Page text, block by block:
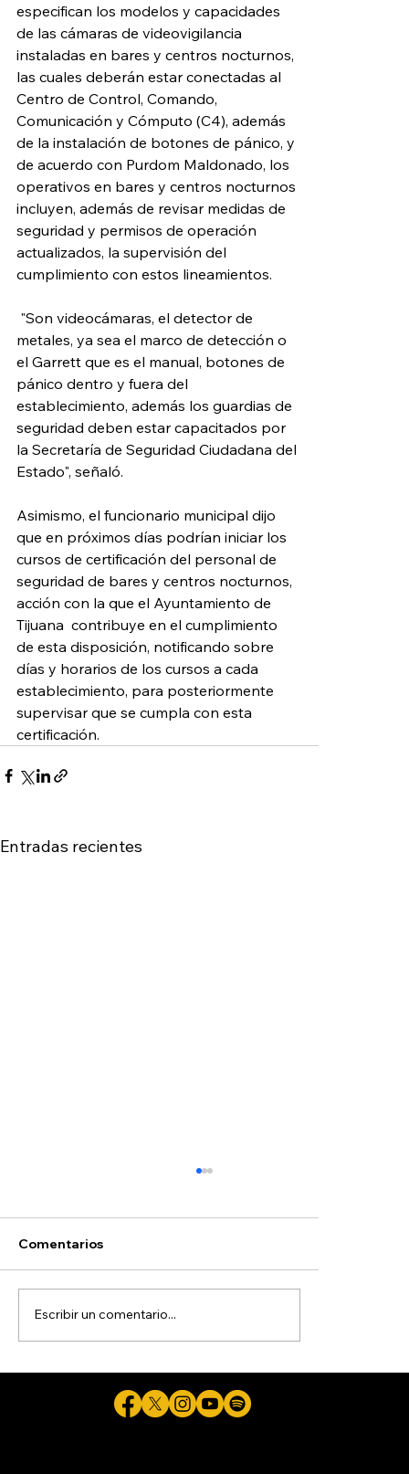
especifican los modelos y capacidades
de las cámaras de videovigilancia
instaladas en bares y centros nocturnos,
las cuales deberán estar conectadas al
Centro de Control, Comando,
Comunicación y Cómputo (C4), además
de la instalación de botones de pánico, y
de acuerdo con Purdom Maldonado, los
operativos en bares y centros nocturnos
incluyen, además de revisar medidas de
seguridad y permisos de operación
actualizados, la supervisión del
cumplimiento con estos lineamientos.
"Son videocámaras, el detector de
metales, ya sea el marco de detección o
el Garrett que es el manual, botones de
pánico dentro y fuera del
establecimiento, además los guardias de
seguridad deben estar capacitados por
la Secretaría de Seguridad Ciudadana del
Estado", señaló.
Asimismo, el funcionario municipal dijo
que en próximos días podrían iniciar los
cursos de certificación del personal de
seguridad de bares y centros nocturnos,
acción con la que el Ayuntamiento de
Tijuana  contribuye en el cumplimiento
de esta disposición, notificando sobre
días y horarios de los cursos a cada
establecimiento, para posteriormente
supervisar que se cumpla con esta
certificación.
Entradas recientes
presunta agresión a su novia, de 15
Comentarios
Escribir un comentario...